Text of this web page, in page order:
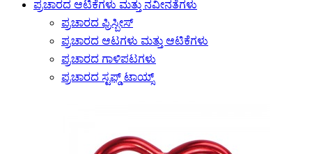
ಪ್ರಚಾರದ ಆಟಿಕೆಗಳು ಮತ್ತು ನವೀನತೆಗಳು
ಪ್ರಚಾರದ ಫ್ರಿಸ್ಬೀಸ್
ಪ್ರಚಾರದ ಆಟಗಳು ಮತ್ತು ಆಟಿಕೆಗಳು
ಪ್ರಚಾರದ ಗಾಳಿಪಟಗಳು
ಪ್ರಚಾರದ ಸ್ಟಫ್ಡ್ ಟಾಯ್ಸ್